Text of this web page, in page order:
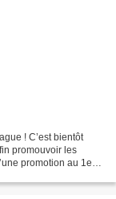
! C’est bientôt
promouvoir les
promotion au 1er